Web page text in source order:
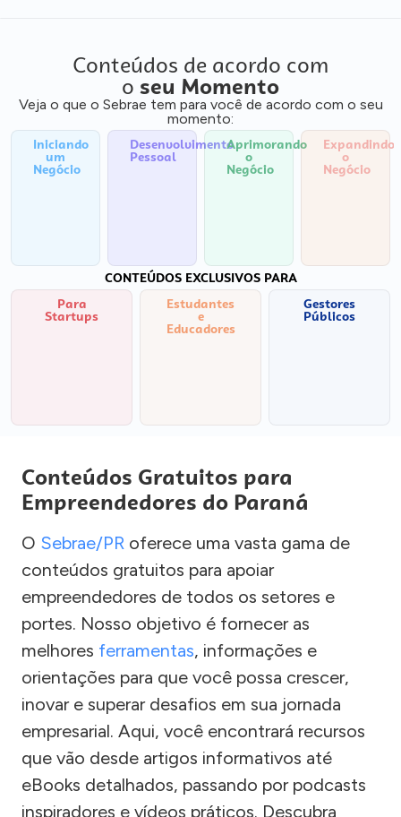
Conteúdos de acordo com
o seu Momento
Veja o que o Sebrae tem para você de acordo com o seu
momento:
Iniciando
um
Negócio
Desenvolvimento
Pessoal
Aprimorando
o
Negócio
Expandindo
o
Negócio
CONTEÚDOS EXCLUSIVOS PARA
Para
Startups
Estudantes
e
Educadores
Gestores
Públicos
Conteúdos Gratuitos para
Empreendedores do Paraná
O Sebrae/PR oferece uma vasta gama de
conteúdos gratuitos para apoiar
empreendedores de todos os setores e
portes. Nosso objetivo é fornecer as
melhores ferramentas, informações e
orientações para que você possa crescer,
inovar e superar desafios em sua jornada
empresarial. Aqui, você encontrará recursos
que vão desde artigos informativos até
eBooks detalhados, passando por podcasts
inspiradores e vídeos práticos. Descubra